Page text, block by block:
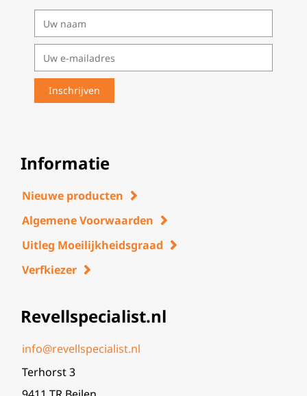
Informatie
Nieuwe producten
Algemene Voorwaarden
Uitleg Moeilijkheidsgraad
Verfkiezer
Revellspecialist.nl
info@revellspecialist.nl
Terhorst 3